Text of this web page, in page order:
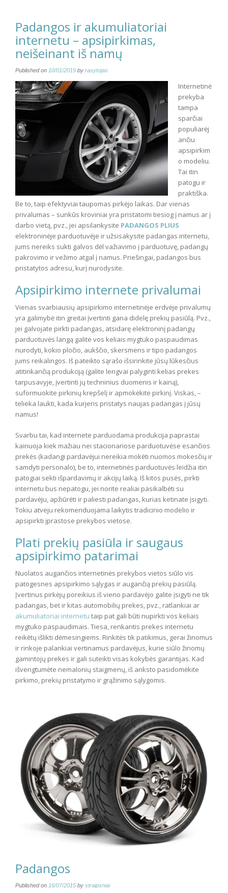
Padangos ir akumuliatoriai
internetu – apsipirkimas,
neišeinant iš namų
Published on 10/01/2019 by rasytojas
Internetinė
prekyba
tampa
sparčiai
populiarėj
ančiu
apsipirkim
o modeliu.
Tai itin
patogu ir
praktiška.
Be to, taip efektyviai taupomas pirkėjo laikas. Dar vienas
privalumas – sunkūs kroviniai yra pristatomi tiesiog į namus ar į
darbo vietą, pvz., jei apsilankysite PADANGOS PLIUS
elektroninėje parduotuvėje ir užsisakysite padangas internetu,
jums nereiks sukti galvos dėl važiavimo į parduotuvę, padangų
pakrovimo ir vežimo atgal į namus. Priešingai, padangos bus
pristatytos adresu, kurį nurodysite.
Apsipirkimo internete privalumai
Vienas svarbiausių apsipirkimo internetinėje erdvėje privalumų
yra galimybė itin greitai įvertinti gana didelę prekių pasiūlą. Pvz.,
jei galvojate pirkti padangas, atsidarę elektroninį padangų
parduotuvės langą galite vos keliais mygtuko paspaudimas
nurodyti, kokio pločio, aukščio, skersmens ir tipo padangos
jums reikalingos. Iš pateikto sąrašo išsirinkite jūsų lūkesčius
atitinkančią produkciją (galite lengvai palyginti kelias prekes
tarpusavyje, įvertinti jų techninius duomenis ir kainą),
suformuokite pirkinių krepšelį ir apmokėkite pirkinį. Viskas, –
telieka laukti, kada kurjeris pristatys naujas padangas į jūsų
namus!
Svarbu tai, kad internete parduodama produkcija paprastai
kainuoja kiek mažiau nei stacionariose parduotuvėse esančios
prekės (kadangi pardavėjui nereikia mokėti nuomos mokesčių ir
samdyti personalo), be to, internetinės parduotuvės leidžia itin
patogiai sekti išpardavimų ir akcijų laiką. Iš kitos pusės, pirkti
internetu bus nepatogu, jei norite realiai pasikalbėti su
pardavėju, apžiūrėti ir paliesti padangas, kurias ketinate įsigyti.
Tokiu atveju rekomenduojama laikytis tradicinio modelio ir
apsipirkti įprastose prekybos vietose.
Plati prekių pasiūla ir saugaus
apsipirkimo patarimai
Nuolatos augančios internetinės prekybos vietos siūlo vis
patogesnes apsipirkimo sąlygas ir augančią prekių pasiūlą.
Įvertinus pirkėjų poreikius iš vieno pardavėjo galite įsigyti ne tik
padangas, bet ir kitas automobilių prekes, pvz., ratlankiai ar
akumuliatoriai internetu taip pat gali būti nupirkti vos keliais
mygtuko paspaudimais. Tiesa, renkantis prekes internetu
reikėtų išlikti dėmesingiems. Rinkitės tik patikimus, gerai žinomus
ir rinkoje palankiai vertinamus pardavėjus, kurie siūlo žinomų
gamintojų prekes ir gali suteikti visas kokybės garantijas. Kad
išvengtumėte nemalonių staigmenų, iš anksto pasidomėkite
pirkimo, prekių pristatymo ir grąžinimo sąlygomis.
Padangos
Published on 16/07/2015 by straipsniai